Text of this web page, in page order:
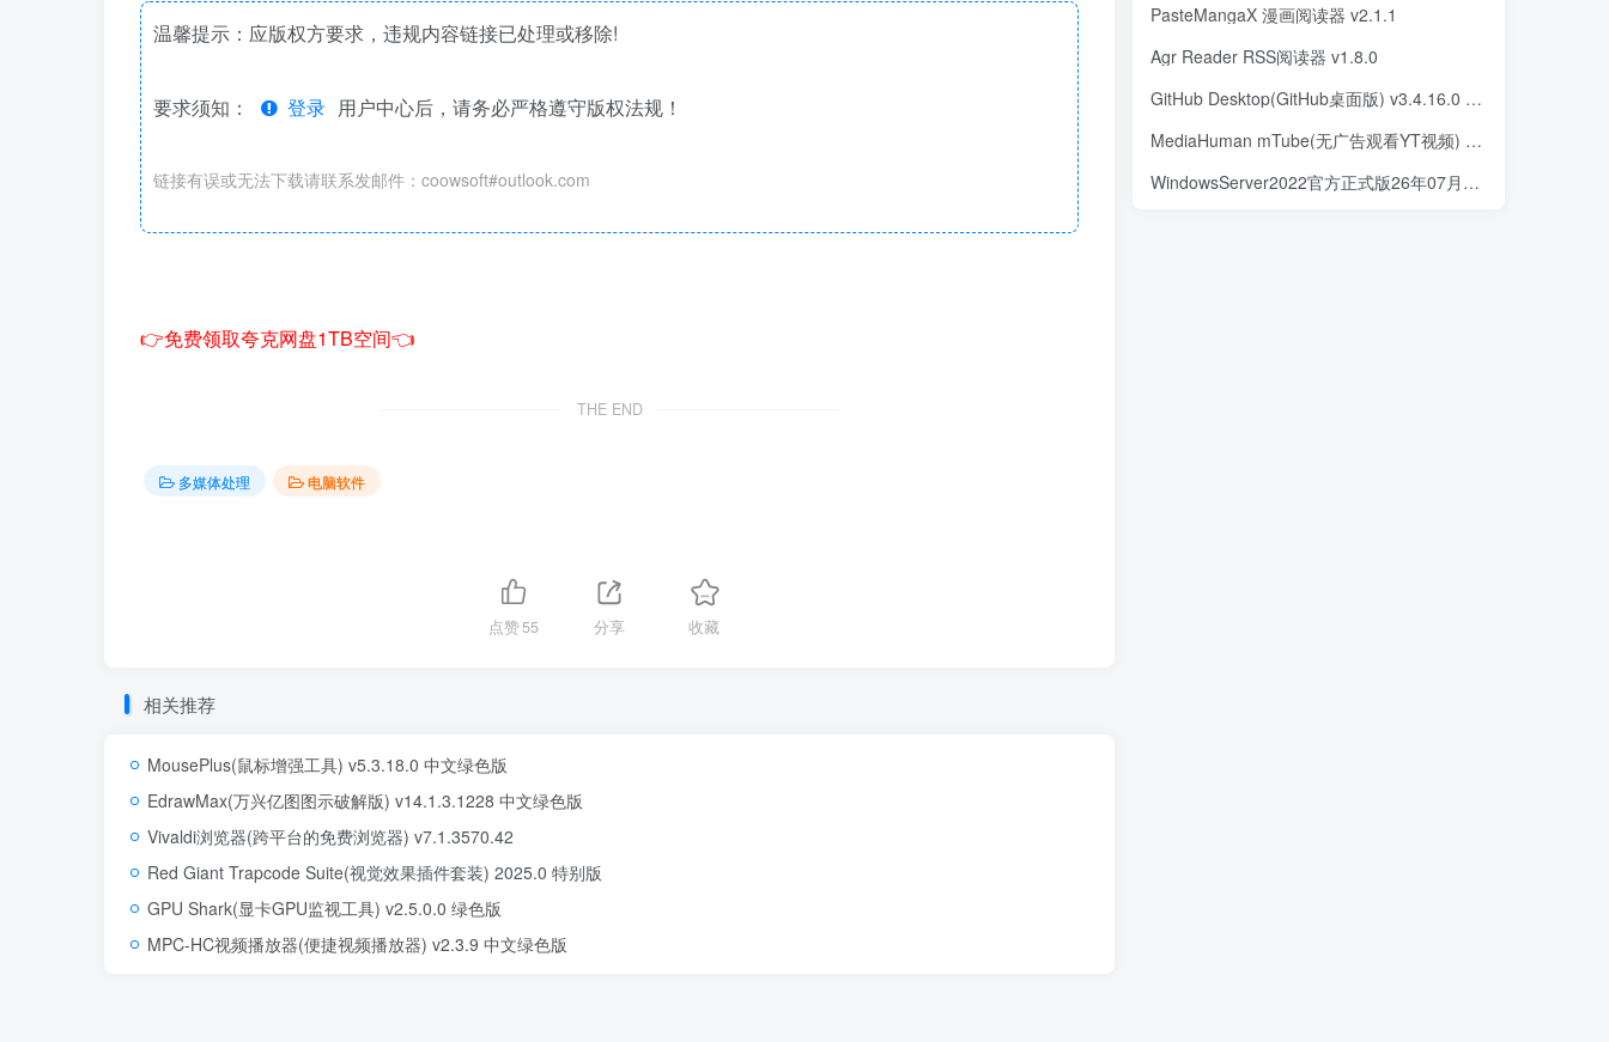
温馨提示：应版权方要求，违规内容链接已处理或移除!
要求须知： 登录 用户中心后，请务必严格遵守版权法规！
链接有误或无法下载请联系发邮件：coowsoft#outlook.com
👉免费领取夸克网盘1TB空间👈
THE END
多媒体处理 电脑软件
点赞55 分享 收藏
相关推荐
MousePlus(鼠标增强工具) v5.3.18.0 中文绿色版
EdrawMax(万兴亿图图示破解版) v14.1.3.1228 中文绿色版
Vivaldi浏览器(跨平台的免费浏览器) v7.1.3570.42
Red Giant Trapcode Suite(视觉效果插件套装) 2025.0 特别版
GPU Shark(显卡GPU监视工具) v2.5.0.0 绿色版
MPC-HC视频播放器(便捷视频播放器) v2.3.9 中文绿色版
PasteMangaX 漫画阅读器 v2.1.1
Agr Reader RSS阅读器 v1.8.0
GitHub Desktop(GitHub桌面版) v3.4.16.0 汉化绿色版
MediaHuman mTube(无广告观看YT视频) v2.9.12(0615) 便携版
WindowsServer2022官方正式版26年07月版(微软原版ISO镜像)